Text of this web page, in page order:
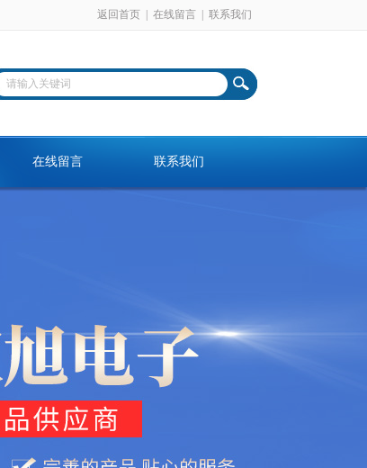
返回首页 在线留言 联系我们
在线留言 联系我们